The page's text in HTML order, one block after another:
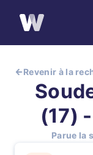
Revenir à la
(17)
Parue la